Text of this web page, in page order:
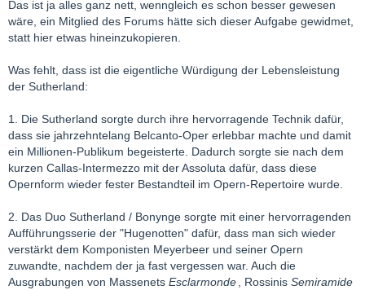
Das ist ja alles ganz nett, wenngleich es schon besser gewesen
wäre, ein Mitglied des Forums hätte sich dieser Aufgabe gewidmet,
statt hier etwas hineinzukopieren.
Was fehlt, dass ist die eigentliche Würdigung der Lebensleistung
der Sutherland:
1. Die Sutherland sorgte durch ihre hervorragende Technik dafür,
dass sie jahrzehntelang Belcanto-Oper erlebbar machte und damit
ein Millionen-Publikum begeisterte. Dadurch sorgte sie nach dem
kurzen Callas-Intermezzo mit der Assoluta dafür, dass diese
Opernform wieder fester Bestandteil im Opern-Repertoire wurde.
2. Das Duo Sutherland / Bonynge sorgte mit einer hervorragenden
Aufführungsserie der "Hugenotten" dafür, dass man sich wieder
verstärkt dem Komponisten Meyerbeer und seiner Opern
zuwandte, nachdem der ja fast vergessen war. Auch die
Ausgrabungen von Massenets Esclarmonde , Rossinis Semiramide